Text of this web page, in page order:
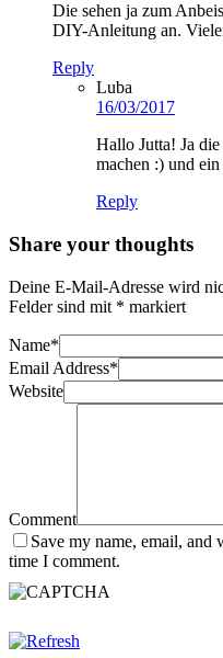
Die sehen ja zum
DIY-Anleitung an.
Reply
Luba
16/03/2017
Hallo Jutta! Ja
machen :) und
Reply
Share your thoughts
Deine E-Mail-Adresse wird
Felder sind mit * markiert
Name*
Email Address*
Website
Comment
Save my name, email, and
time I comment.